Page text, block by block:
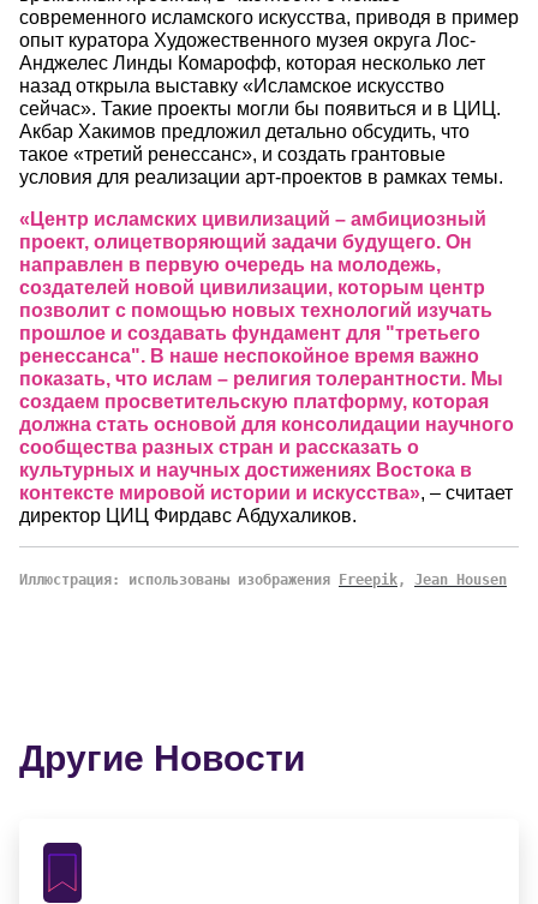
современного исламского искусства, приводя в пример
опыт куратора Художественного музея округа Лос-
Анджелес Линды Комарофф, которая несколько лет
назад открыла выставку «Исламское искусство
сейчас». Такие проекты могли бы появиться и в ЦИЦ.
Акбар Хакимов предложил детально обсудить, что
такое «третий ренессанс», и создать грантовые
условия для реализации арт-проектов в рамках темы.
«Центр исламских цивилизаций – амбициозный
проект, олицетворяющий задачи будущего. Он
направлен в первую очередь на молодежь,
создателей новой цивилизации, которым центр
позволит с помощью новых технологий изучать
прошлое и создавать фундамент для "третьего
ренессанса". В наше неспокойное время важно
показать, что ислам – религия толерантности. Мы
создаем просветительскую платформу, которая
должна стать основой для консолидации научного
сообщества разных стран и рассказать о
культурных и научных достижениях Востока в
контексте мировой истории и искусства», – считает
директор ЦИЦ Фирдавс Абдухаликов.
Иллюстрация: использованы изображения Freepik, Jean Housen
Другие Новости